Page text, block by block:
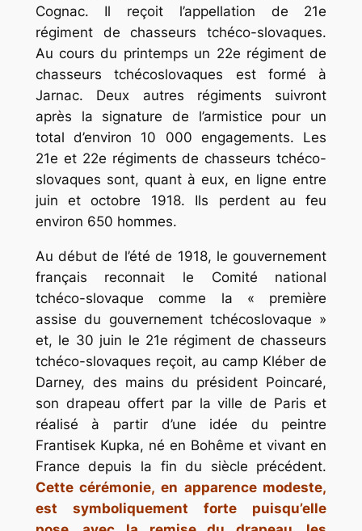
Cognac. Il reçoit l’appellation de 21e
régiment de chasseurs tchéco-slovaques.
Au cours du printemps un 22e régiment de
chasseurs tchécoslovaques est formé à
Jarnac. Deux autres régiments suivront
après la signature de l’armistice pour un
total d’environ 10 000 engagements. Les
21e et 22e régiments de chasseurs tchéco-
slovaques sont, quant à eux, en ligne entre
juin et octobre 1918. Ils perdent au feu
environ 650 hommes.
Au début de l’été de 1918, le gouvernement
français reconnait le Comité national
tchéco-slovaque comme la « première
assise du gouvernement tchécoslovaque »
et, le 30 juin le 21e régiment de chasseurs
tchéco-slovaques reçoit, au camp Kléber de
Darney, des mains du président Poincaré,
son drapeau offert par la ville de Paris et
réalisé à partir d’une idée du peintre
Frantisek Kupka, né en Bohême et vivant en
France depuis la fin du siècle précédent.
Cette cérémonie, en apparence modeste,
est symboliquement forte puisqu’elle